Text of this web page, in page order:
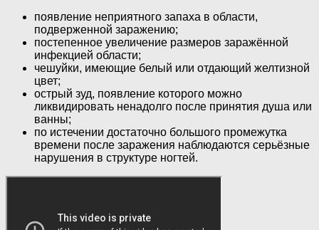
появление неприятного запаха в области,
подверженной заражению;
постепенное увеличение размеров заражённой
инфекцией области;
чешуйки, имеющие белый или отдающий желтизной
цвет;
острый зуд, появление которого можно
ликвидировать ненадолго после принятия душа или
ванны;
по истечении достаточно большого промежутка
времени после заражения наблюдаются серьёзные
нарушения в структуре ногтей.